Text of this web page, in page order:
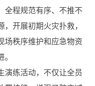
全程规范有序、不推不
开展初期火灾扑救，
场秩序维护和应急物资
演练活动，不仅让全员